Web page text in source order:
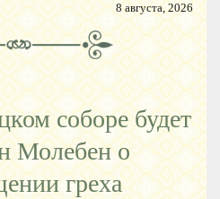
8 августа, 2026
соборе будет
Молебен о
греха